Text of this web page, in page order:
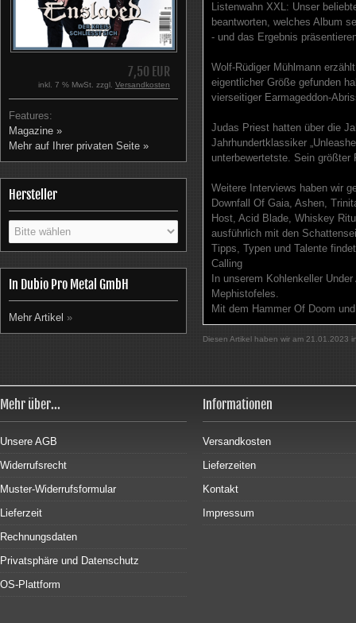
7,50 EUR
inkl. 7 % MwSt. zzgl. Versandkosten
Features:
Magazine »
Mehr auf Ihrer privaten Seite »
Hersteller
In Dubio Pro Metal GmbH
Mehr Artikel »
Listenwahn XXL: Unser
beantworten, welches Album
- und das Ergebnis
Wolf-Rüdiger Mühlmann
eigentlicher Größe gefunden
vierseitiger Earmageddon-
Judas Priest hatten über die
Jahrhundertklassiker
unterbewertetste. Sein
Weitere Interviews haben wir
Downfall Of Gaia, Ashen,
Host, Acid Blade, Whiskey
ausführlich mit den
Tipps, Typen und Talente
Calling
In unserem Kohlenkeller
Mephistofeles.
Mit dem Hammer Of Doom
Diesen Artikel haben wir am 21.01.2023
Mehr über...
Unsere AGB
Widerrufsrecht
Muster-Widerrufsformular
Lieferzeit
Rechnungsdaten
Privatsphäre und Datenschutz
OS-Plattform
Informationen
Versandkosten
Lieferzeiten
Kontakt
Impressum